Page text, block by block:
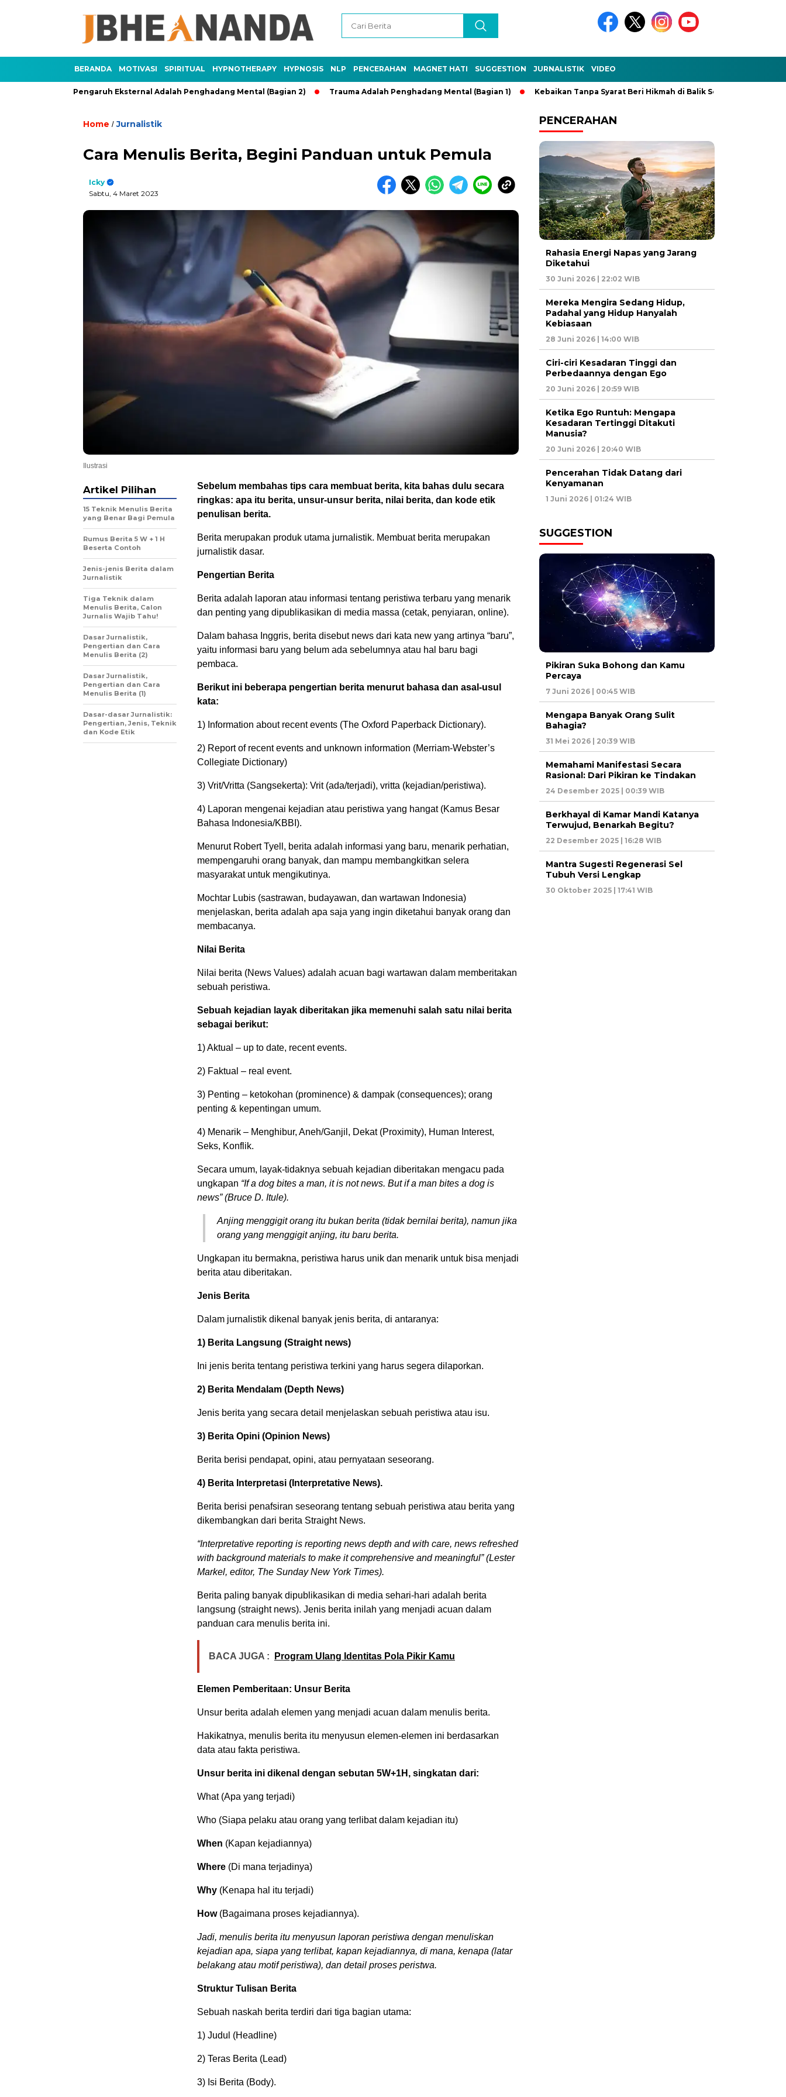
BERANDA MOTIVASI SPIRITUAL HYPNOTHERAPY HYPNOSIS NLP PENCERAHAN MAGNET HATI SUGGESTION JURNALISTIK VIDEO
Pengaruh Eksternal Adalah Penghadang Mental (Bagian 2) Trauma Adalah Penghadang Mental (Bagian 1) Kebaikan Tanpa Syarat Beri Hikmah di Balik Setiap Kejadian
Home /Jurnalistik
Cara Menulis Berita, Begini Panduan untuk Pemula
Icky
Sabtu, 4 Maret 2023
Ilustrasi
Sebelum membahas tips cara membuat berita, kita bahas dulu secara
ringkas: apa itu berita, unsur-unsur berita, nilai berita, dan kode etik
penulisan berita.
Berita merupakan produk utama jurnalistik. Membuat berita merupakan
jurnalistik dasar.
Pengertian Berita
Berita adalah laporan atau informasi tentang peristiwa terbaru yang menarik
dan penting yang dipublikasikan di media massa (cetak, penyiaran, online).
Dalam bahasa Inggris, berita disebut news dari kata new yang artinya “baru”,
yaitu informasi baru yang belum ada sebelumnya atau hal baru bagi
pembaca.
Berikut ini beberapa pengertian berita menurut bahasa dan asal-usul
kata:
1) Information about recent events (The Oxford Paperback Dictionary).
2) Report of recent events and unknown information (Merriam-Webster’s
Collegiate Dictionary)
3) Vrit/Vritta (Sangsekerta): Vrit (ada/terjadi), vritta (kejadian/peristiwa).
4) Laporan mengenai kejadian atau peristiwa yang hangat (Kamus Besar
Bahasa Indonesia/KBBI).
Menurut Robert Tyell, berita adalah informasi yang baru, menarik perhatian,
mempengaruhi orang banyak, dan mampu membangkitkan selera
masyarakat untuk mengikutinya.
Mochtar Lubis (sastrawan, budayawan, dan wartawan Indonesia)
menjelaskan, berita adalah apa saja yang ingin diketahui banyak orang dan
membacanya.
Nilai Berita
Nilai berita (News Values) adalah acuan bagi wartawan dalam memberitakan
sebuah peristiwa.
Sebuah kejadian layak diberitakan jika memenuhi salah satu nilai berita
sebagai berikut:
1) Aktual – up to date, recent events.
2) Faktual – real event.
3) Penting – ketokohan (prominence) & dampak (consequences); orang
penting & kepentingan umum.
4) Menarik – Menghibur, Aneh/Ganjil, Dekat (Proximity), Human Interest,
Seks, Konflik.
Secara umum, layak-tidaknya sebuah kejadian diberitakan mengacu pada
ungkapan “If a dog bites a man, it is not news. But if a man bites a dog is
news” (Bruce D. Itule).
Anjing menggigit orang itu bukan berita (tidak bernilai berita), namun jika
orang yang menggigit anjing, itu baru berita.
Ungkapan itu bermakna, peristiwa harus unik dan menarik untuk bisa menjadi
berita atau diberitakan.
Jenis Berita
Dalam jurnalistik dikenal banyak jenis berita, di antaranya:
1) Berita Langsung (Straight news)
Ini jenis berita tentang peristiwa terkini yang harus segera dilaporkan.
2) Berita Mendalam (Depth News)
Jenis berita yang secara detail menjelaskan sebuah peristiwa atau isu.
3) Berita Opini (Opinion News)
Berita berisi pendapat, opini, atau pernyataan seseorang.
4) Berita Interpretasi (Interpretative News).
Berita berisi penafsiran seseorang tentang sebuah peristiwa atau berita yang
dikembangkan dari berita Straight News.
“Interpretative reporting is reporting news depth and with care, news refreshed
with background materials to make it comprehensive and meaningful” (Lester
Markel, editor, The Sunday New York Times).
Berita paling banyak dipublikasikan di media sehari-hari adalah berita
langsung (straight news). Jenis berita inilah yang menjadi acuan dalam
panduan cara menulis berita ini.
BACA JUGA : Program Ulang Identitas Pola Pikir Kamu
Elemen Pemberitaan: Unsur Berita
Unsur berita adalah elemen yang menjadi acuan dalam menulis berita.
Hakikatnya, menulis berita itu menyusun elemen-elemen ini berdasarkan
data atau fakta peristiwa.
Unsur berita ini dikenal dengan sebutan 5W+1H, singkatan dari:
What (Apa yang terjadi)
Who (Siapa pelaku atau orang yang terlibat dalam kejadian itu)
When (Kapan kejadiannya)
Where (Di mana terjadinya)
Why (Kenapa hal itu terjadi)
How(Bagaimana proses kejadiannya).
Jadi, menulis berita itu menyusun laporan peristiwa dengan menuliskan
kejadian apa, siapa yang terlibat, kapan kejadiannya, di mana, kenapa (latar
belakang atau motif peristiwa), dan detail proses peristwa.
Struktur Tulisan Berita
Sebuah naskah berita terdiri dari tiga bagian utama:
1) Judul (Headline)
2) Teras Berita (Lead)
3) Isi Berita (Body).
Artikel Pilihan
15 Teknik Menulis Berita
yang Benar Bagi Pemula
Rumus Berita 5 W + 1 H
Beserta Contoh
Jenis-jenis Berita dalam
Jurnalistik
Tiga Teknik dalam
Menulis Berita, Calon
Jurnalis Wajib Tahu!
Dasar Jurnalistik,
Pengertian dan Cara
Menulis Berita (2)
Dasar Jurnalistik,
Pengertian dan Cara
Menulis Berita (1)
Dasar-dasar Jurnalistik:
Pengertian, Jenis, Teknik
dan Kode Etik
PENCERAHAN
Rahasia Energi Napas yang Jarang
Diketahui
30 Juni 2026 | 22:02 WIB
Mereka Mengira Sedang Hidup,
Padahal yang Hidup Hanyalah
Kebiasaan
28 Juni 2026 | 14:00 WIB
Ciri-ciri Kesadaran Tinggi dan
Perbedaannya dengan Ego
20 Juni 2026 | 20:59 WIB
Ketika Ego Runtuh: Mengapa
Kesadaran Tertinggi Ditakuti
Manusia?
20 Juni 2026 | 20:40 WIB
Pencerahan Tidak Datang dari
Kenyamanan
1 Juni 2026 | 01:24 WIB
SUGGESTION
Pikiran Suka Bohong dan Kamu
Percaya
7 Juni 2026 | 00:45 WIB
Mengapa Banyak Orang Sulit
Bahagia?
31 Mei 2026 | 20:39 WIB
Memahami Manifestasi Secara
Rasional: Dari Pikiran ke Tindakan
24 Desember 2025 | 00:39 WIB
Berkhayal di Kamar Mandi Katanya
Terwujud, Benarkah Begitu?
22 Desember 2025 | 16:28 WIB
Mantra Sugesti Regenerasi Sel
Tubuh Versi Lengkap
30 Oktober 2025 | 17:41 WIB